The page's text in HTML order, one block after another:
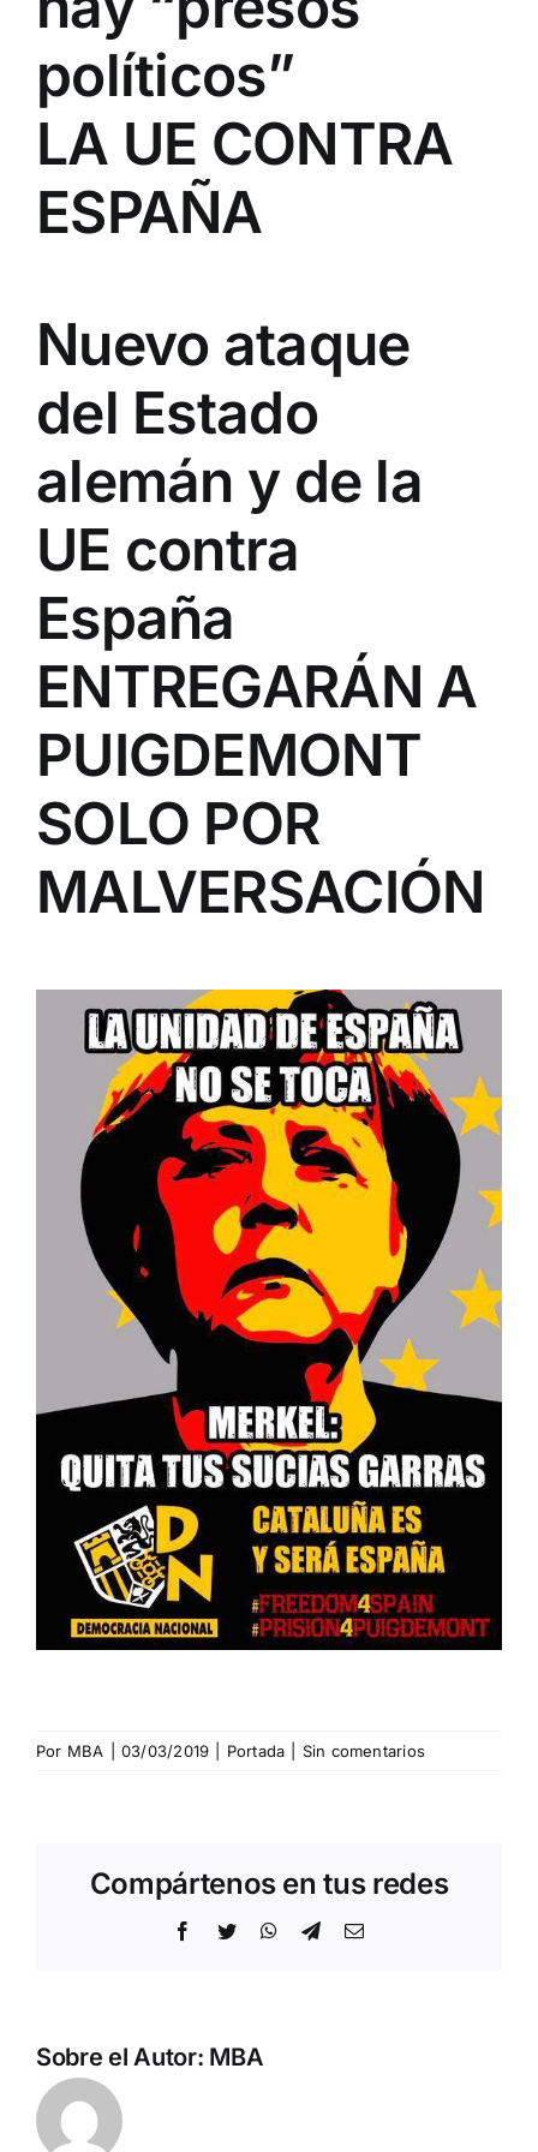
políticos”
LA UE CONTRA
ESPAÑA
Nuevo ataque
del Estado
alemán y de la
UE contra
España
ENTREGARÁN A
PUIGDEMONT
SOLO POR
MALVERSACIÓN
Por MBA 03/03/2019 Portada Sin comentarios
Compártenos en tus redes
Facebook
Twitter WhatsApp
TelegramCorreo
Sobre el Autor: MBA